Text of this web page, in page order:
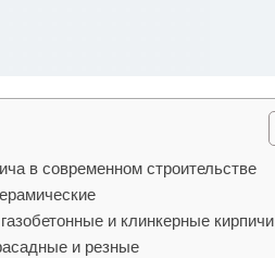
в современном строительстве
и клинкерные кирпичи
и резные